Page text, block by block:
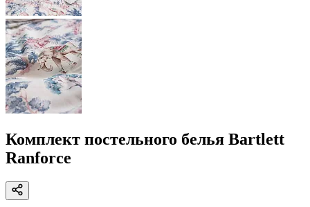
Комплект постельного белья Bartlett
Ranforce